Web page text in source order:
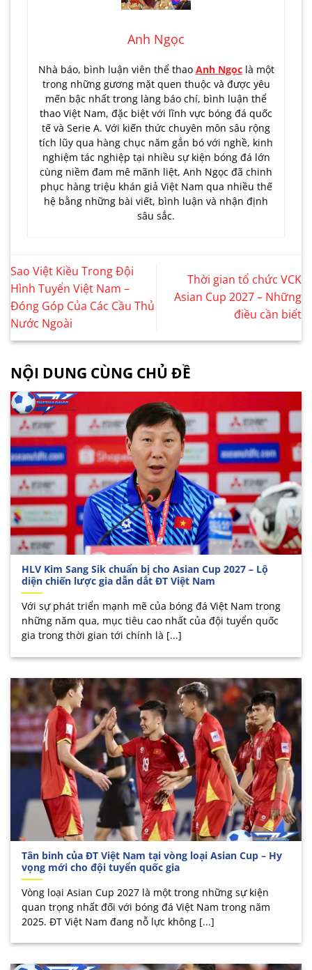
Anh Ngọc
Nhà báo, bình luận viên thể thao Anh Ngọclà một
trong những gương mặt quen thuộc và được yêu
mến bậc nhất trong làng báo chí, bình luận thể
thao Việt Nam, đặc biệt với lĩnh vực bóng đá quốc
tế và Serie A. Với kiến thức chuyên môn sâu rộng
tích lũy qua hàng chục năm gắn bó với nghề, kinh
nghiệm tác nghiệp tại nhiều sự kiện bóng đá lớn
cùng niềm đam mê mãnh liệt, Anh Ngọc đã chinh
phục hàng triệu khán giả Việt Nam qua nhiều thế
hệ bằng những bài viết, bình luận và nhận định
sâu sắc.
Sao Việt Kiều Trong Đội
Hình Tuyển Việt Nam –
Đóng Góp Của Các Cầu Thủ
Nước Ngoài
Thời gian tổ chức VCK
Asian Cup 2027 – Những
điều cần biết
NỘI DUNG CÙNG CHỦ ĐỀ
HLV Kim Sang Sik chuẩn bị cho Asian Cup 2027 – Lộ
diện chiến lược gia dẫn dắt ĐT Việt Nam
Với sự phát triển mạnh mẽ của bóng đá Việt Nam trong
những năm qua, mục tiêu cao nhất của đội tuyển quốc
gia trong thời gian tới chính là [...]
Tân binh của ĐT Việt Nam tại vòng loại Asian Cup – Hy
vọng mới cho đội tuyển quốc gia
Vòng loại Asian Cup 2027 là một trong những sự kiện
quan trọng nhất đối với bóng đá Việt Nam trong năm
2025. ĐT Việt Nam đang nỗ lực không [...]